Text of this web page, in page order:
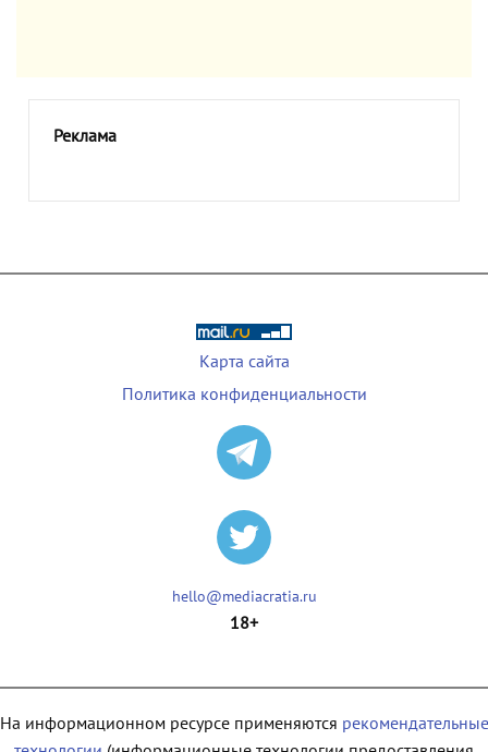
Реклама
Карта сайта
Политика конфиденциальности
hello@mediacratia.ru
18+
На информационном ресурсе применяются рекомендательные